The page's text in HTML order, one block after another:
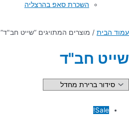
השכרת סאפ בהרצליה
עמוד הבית / מוצרים המתויגים “שייט חב"ד”
שייט חב"ד
Sale!